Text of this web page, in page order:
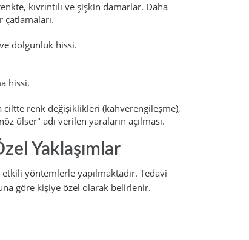
kıvrıntılı ve şişkin damarlar. Daha
çatlamaları.
dolgunluk hissi.
hissi.
renk değişiklikleri (kahverengileşme),
ülser" adı verilen yaraların açılması.
Yaklaşımlar
yöntemlerle yapılmaktadır. Tedavi
göre kişiye özel olarak belirlenir.